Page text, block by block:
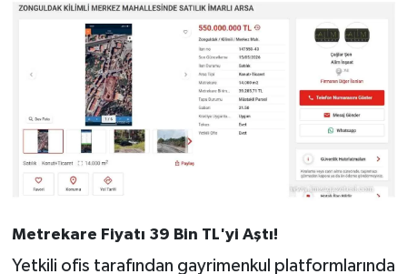
Metrekare Fiyatı 39 Bin TL'yi Aştı!
Yetkili ofis tarafından gayrimenkul platformlarında